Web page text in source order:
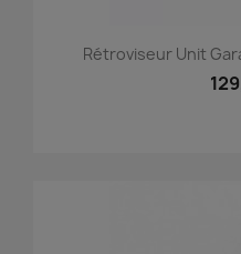
Rétroviseur Unit